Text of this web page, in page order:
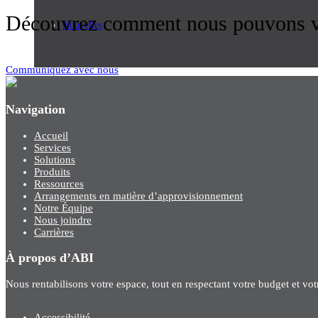
Nouvelles
Découvrez comment nous pouvons
Communiquez avec nous
Navigation
Accueil
Services
Solutions
Produits
Ressources
Arrangements en matière d’approvisionnement
Notre Équipe
Nous joindre
Carrières
À propos d’ABI
Nous rentabilisons votre espace, tout en respectant votre budget et